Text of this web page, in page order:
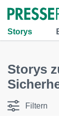
Storys
Storys
Filtern